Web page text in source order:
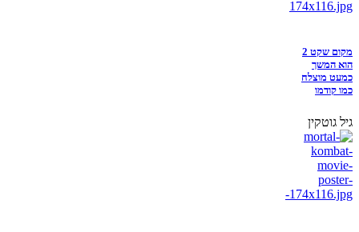
מקום שקט 2
הוא המשך
כמעט מוצלח
כמו קודמו
גיל גוטקין